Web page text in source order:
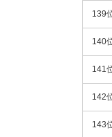
139
140
141
142
143